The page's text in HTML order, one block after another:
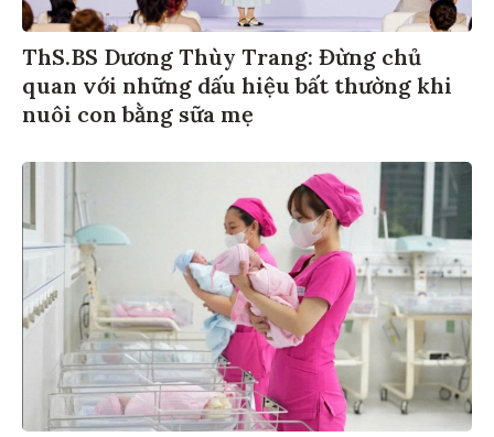
ThS.BS Dương Thùy Trang: Đừng chủ
quan với những dấu hiệu bất thường khi
nuôi con bằng sữa mẹ